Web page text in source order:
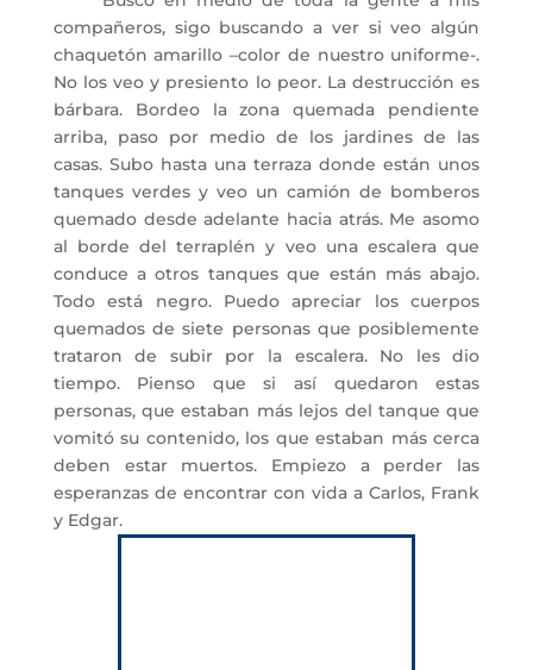
compañeros, sigo buscando a ver si veo algún
chaquetón amarillo –color de nuestro uniforme-.
No los veo y presiento lo peor. La destrucción es
bárbara. Bordeo la zona quemada pendiente
arriba, paso por medio de los jardines de las
casas. Subo hasta una terraza donde están unos
tanques verdes y veo un camión de bomberos
quemado desde adelante hacia atrás. Me asomo
al borde del terraplén y veo una escalera que
conduce a otros tanques que están más abajo.
Todo está negro. Puedo apreciar los cuerpos
quemados de siete personas que posiblemente
trataron de subir por la escalera. No les dio
tiempo. Pienso que si así quedaron estas
personas, que estaban más lejos del tanque que
vomitó su contenido, los que estaban más cerca
deben estar muertos. Empiezo a perder las
esperanzas de encontrar con vida a Carlos, Frank
y Edgar.